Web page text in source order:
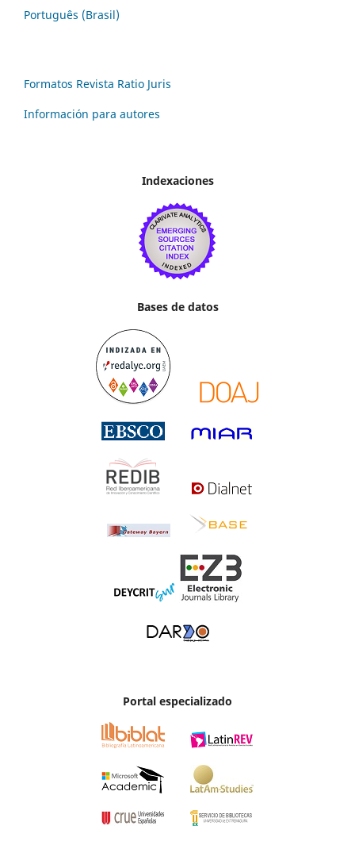
Português (Brasil)
Formatos Revista Ratio Juris
Información para autores
Indexaciones
Bases de datos
Portal especializado